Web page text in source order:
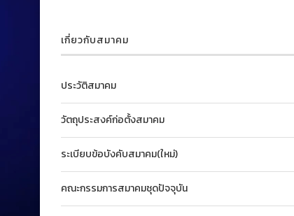
เกี่ยวกับสมาคม
ประวัติสมาคม
วัตถุประสงค์ก่อตั้งสมาคม
ระเบียบข้อบังคับสมาคม(ใหม่)
คณะกรรมการสมาคมชุดปัจจุบัน